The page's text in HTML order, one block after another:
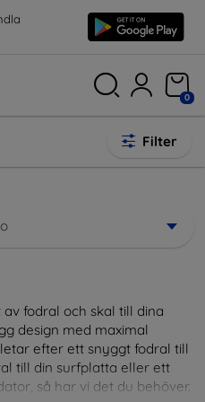
0
Filter
fodral och skal till dina
design med maximal
efter ett snyggt fodral till
till din surfplatta eller ett
så har vi det du behöver.